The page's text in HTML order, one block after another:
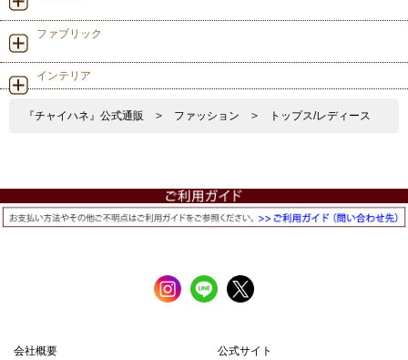
ファブリック
インテリア
『チャイハネ』公式通販 > ファッション > トップス/レディース
会社概要 公式サイト